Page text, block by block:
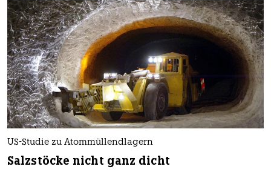
US-Studie zu Atommüllendlagern
Salzstöcke nicht ganz dicht